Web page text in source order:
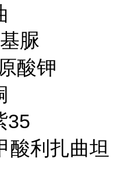
脲
酸钾
35
酸利扎曲坦